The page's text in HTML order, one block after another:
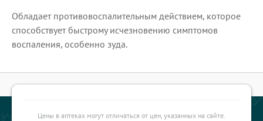
Обладает противовоспалительным действием, которое
способствует быстрому исчезновению симптомов
воспаления, особенно зуда.
Цены в аптеках могут отличаться от цен, указанных на сайте.